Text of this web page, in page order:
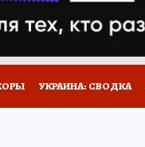
УКРАИНА: СВОДКА